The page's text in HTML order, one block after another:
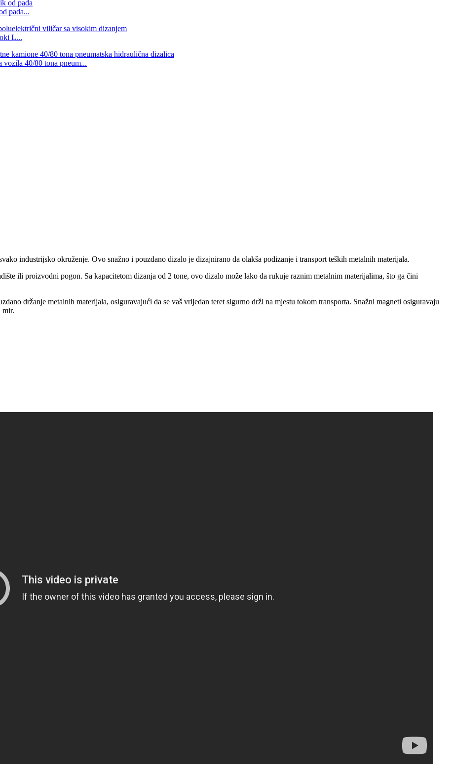
pada...
L...
vozila 40/80 tona pneum...
industrijsko okruženje. Ovo snažno i pouzdano dizalo je dizajnirano da olakša podizanje i transport teških metalnih materijala.
ili proizvodni pogon. Sa kapacitetom dizanja od 2 tone, ovo dizalo može lako da rukuje raznim metalnim materijalima, što ga čini
držanje metalnih materijala, osiguravajući da se vaš vrijedan teret sigurno drži na mjestu tokom transporta. Snažni magneti osiguravaju
mir.